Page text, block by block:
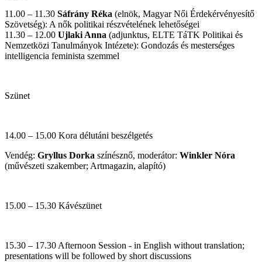
11.00 – 11.30 Sáfrány Réka (elnök, Magyar Női Érdekérvényesítő
Szövetség): A nők politikai részvételének lehetőségei
11.30 – 12.00 Ujlaki Anna (adjunktus, ELTE TáTK Politikai és
Nemzetközi Tanulmányok Intézete): Gondozás és mesterséges
intelligencia feminista szemmel
Szünet
14.00 – 15.00 Kora délutáni beszélgetés
Vendég: Gryllus Dorka színésznő, moderátor: Winkler Nóra
(művészeti szakember; Artmagazin, alapító)
15.00 – 15.30 Kávészünet
15.30 – 17.30 Afternoon Session - in English without translation;
presentations will be followed by short discussions